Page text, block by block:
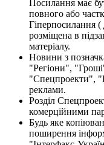
Посилання має
повного або
Гіперпосилання (
розміщена в
матеріалу.
Новини з
"Регіони",
"Спецпроекти",
реклами.
Розділ
комерційними
Будь яке
поширення